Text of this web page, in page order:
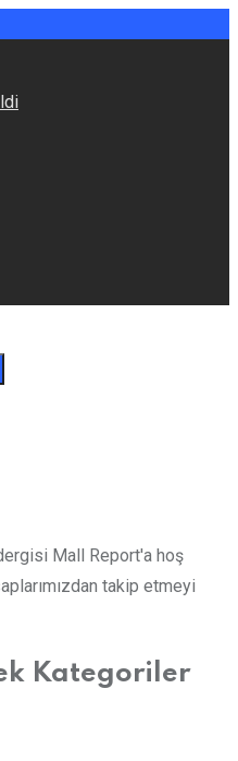
Mall Report'a hoş
takip etmeyi
Kategoriler